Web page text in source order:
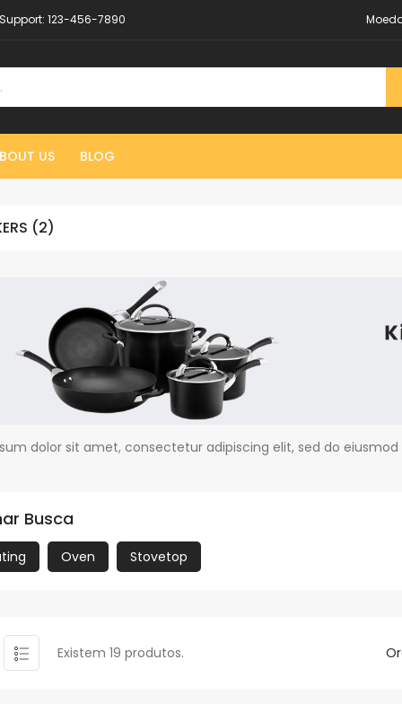
123-456-7890
US BLOG
(2)
dolor sit amet, consectetur adipiscing elit, sed do
Busca
Oven Stovetop
Existem 19 produtos.